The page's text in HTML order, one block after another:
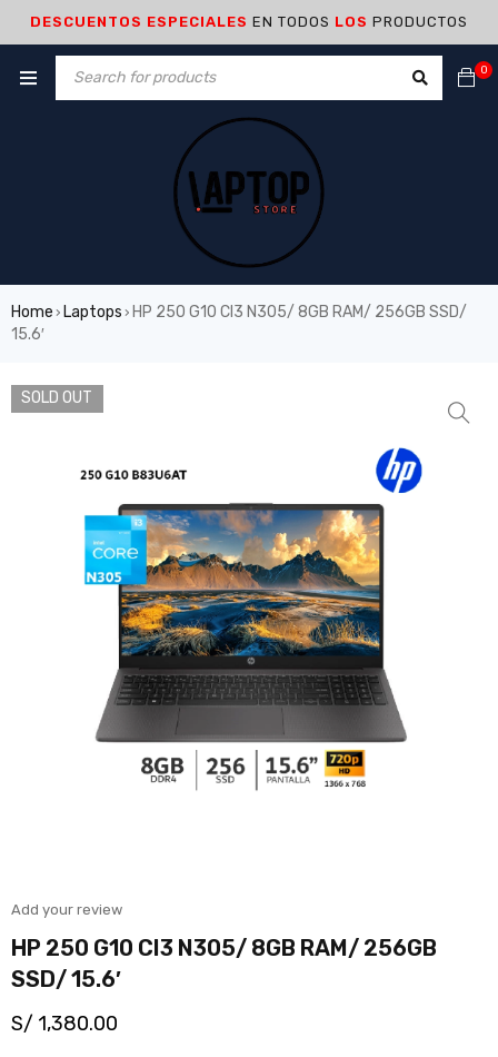
DESCUENTOS ESPECIALES EN TODOS LOS PRODUCTOS
0
Home › Laptops › HP 250 G10 CI3 N305/ 8GB RAM/ 256GB SSD/
15.6′
SOLD OUT
Add your review
HP 250 G10 CI3 N305/ 8GB RAM/ 256GB
SSD/ 15.6′
S/ 1,380.00